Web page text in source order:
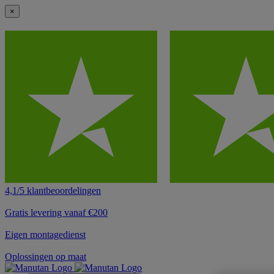
×
4,1/5 klantbeoordelingen
Gratis levering vanaf €200
Eigen montagedienst
Oplossingen op maat